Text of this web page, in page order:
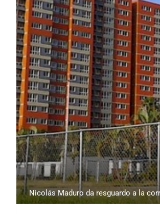
Nicolás Maduro da resguardo a la